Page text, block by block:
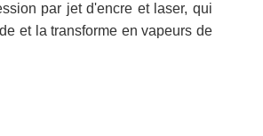
par jet d'encre et laser, qui
et la transforme en vapeurs de